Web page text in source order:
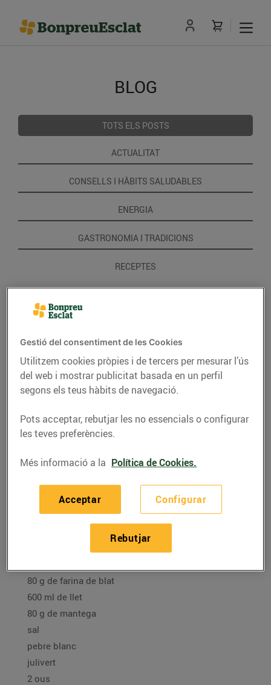
BLOG
TOTS ELS POSTS
ACTUALITAT
CONSELLS I HÀBITS SALUDABLES
ENERGIA
GASTRONOMIA I TRADICIONS
RECEPTES
Croquetes d'escalivada
22/de setembre/2021
Ingredients per a 4 persones:
80 g de farina de blat
600 ml de llet
80 g de mantega
sal
pebre blanc
julivert
2 ous
Gestió del consentiment de les Cookies
Utilitzem cookies pròpies i de tercers per mesurar l’ús
del web i mostrar publicitat basada en un perfil
segons els teus hàbits de navegació.
Pots acceptar, rebutjar les no essencials o configurar
les teves preferències.
Més informació a la Política de Cookies.
Configurar
Rebutjar
Acceptar